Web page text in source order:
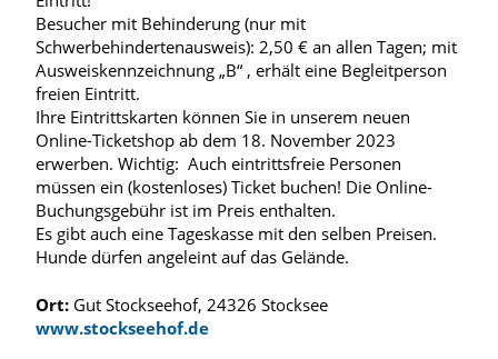
Besucher mit Behinderung (nur mit
Schwerbehindertenausweis): 2,50 € an allen Tagen; mit
Ausweiskennzeichnung „B“ , erhält eine Begleitperson
freien Eintritt.
Ihre Eintrittskarten können Sie in unserem neuen
Online-Ticketshop ab dem 18. November 2023
erwerben. Wichtig: Auch eintrittsfreie Personen
müssen ein (kostenloses) Ticket buchen! Die Online-
Buchungsgebühr ist im Preis enthalten.
Es gibt auch eine Tageskasse mit den selben Preisen.
Hunde dürfen angeleint auf das Gelände.
Ort: Gut Stockseehof, 24326 Stocksee
www.stockseehof.de